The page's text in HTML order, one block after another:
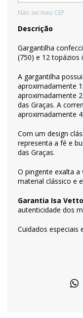
Entregas para o
Não sei meu CEP
Descrição
Gargantilha
(750) e 12 topázios
A gargantilha
aproximadamente
aproximadamente
das Graças. A
aproximadamente
Com um design
representa a fé e
das Graças.
O pingente exalta
material clássico e
Garantia Isa
autenticidade dos
Cuidados especiais